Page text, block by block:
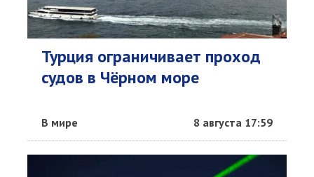
Турция ограничивает проход
судов в Чёрном море
В мире 8 августа 17:59